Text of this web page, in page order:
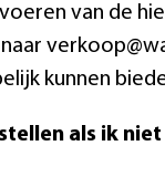
van de
kunnen
als ik